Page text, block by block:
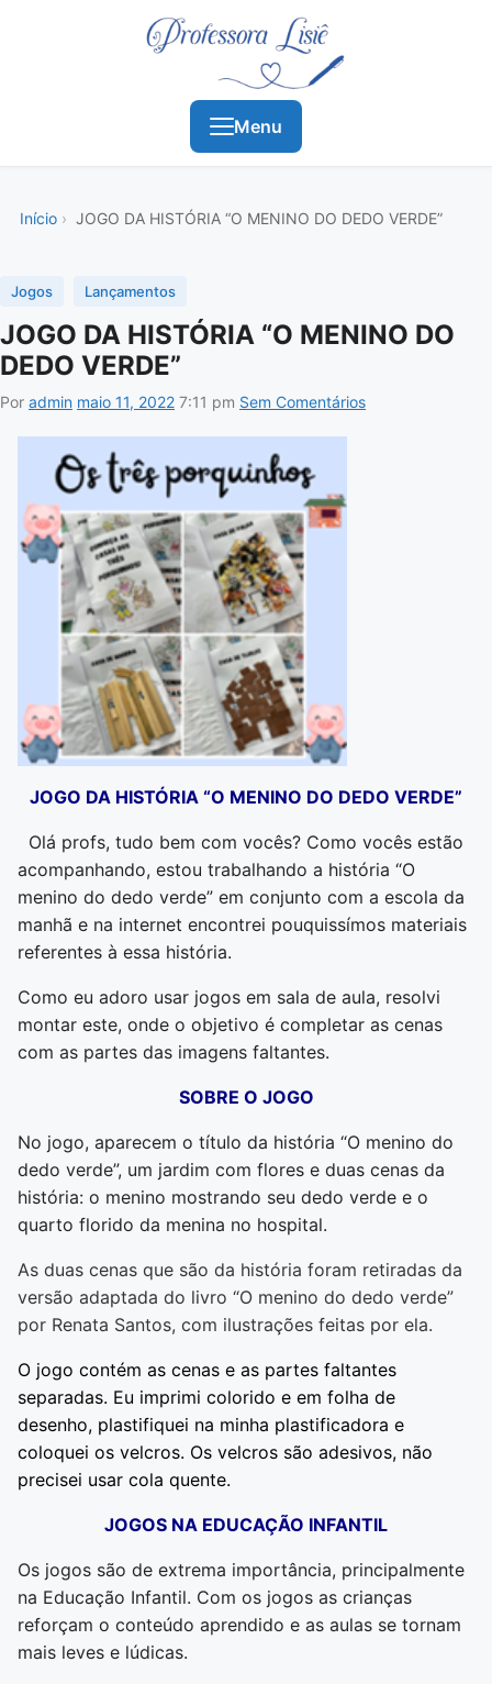
Menu
Início JOGO DA HISTÓRIA “O MENINO DO DEDO VERDE”
Jogos Lançamentos
JOGO DA HISTÓRIA “O MENINO DO
DEDO VERDE”
Por admin maio 11, 2022 7:11 pm Sem Comentários
JOGO DA HISTÓRIA “O MENINO DO DEDO VERDE”
Olá profs, tudo bem com vocês? Como vocês estão
acompanhando, estou trabalhando a história “O
menino do dedo verde” em conjunto com a escola da
manhã e na internet encontrei pouquissímos materiais
referentes à essa história.
Como eu adoro usar jogos em sala de aula, resolvi
montar este, onde o objetivo é completar as cenas
com as partes das imagens faltantes.
SOBRE O JOGO
No jogo, aparecem o título da história “O menino do
dedo verde”, um jardim com flores e duas cenas da
história: o menino mostrando seu dedo verde e o
quarto florido da menina no hospital.
As duas cenas que são da história foram retiradas da
versão adaptada do livro “O menino do dedo verde”
por Renata Santos, com ilustrações feitas por ela.
O jogo contém as cenas e as partes faltantes
separadas. Eu imprimi colorido e em folha de
desenho, plastifiquei na minha plastificadora e
coloquei os velcros. Os velcros são adesivos, não
precisei usar cola quente.
JOGOS NA EDUCAÇÃO INFANTIL
Os jogos são de extrema importância, principalmente
na Educação Infantil. Com os jogos as crianças
reforçam o conteúdo aprendido e as aulas se tornam
mais leves e lúdicas.